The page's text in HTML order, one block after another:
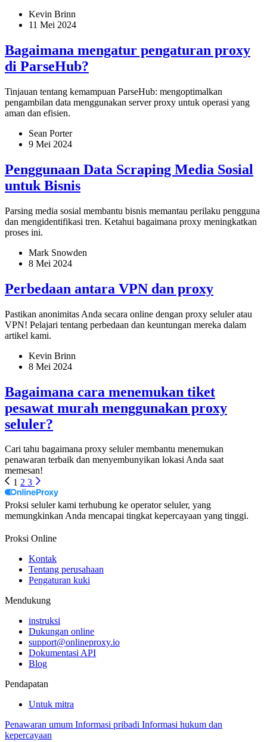
Kevin Brinn
11 Mei 2024
Bagaimana mengatur pengaturan proxy
di ParseHub?
Tinjauan tentang kemampuan ParseHub: mengoptimalkan
pengambilan data menggunakan server proxy untuk operasi yang
aman dan efisien.
Sean Porter
9 Mei 2024
Penggunaan Data Scraping Media Sosial
untuk Bisnis
Parsing media sosial membantu bisnis memantau perilaku pengguna
dan mengidentifikasi tren. Ketahui bagaimana proxy meningkatkan
proses ini.
Mark Snowden
8 Mei 2024
Perbedaan antara VPN dan proxy
Pastikan anonimitas Anda secara online dengan proxy seluler atau
VPN! Pelajari tentang perbedaan dan keuntungan mereka dalam
artikel kami.
Kevin Brinn
8 Mei 2024
Bagaimana cara menemukan tiket
pesawat murah menggunakan proxy
seluler?
Cari tahu bagaimana proxy seluler membantu menemukan
penawaran terbaik dan menyembunyikan lokasi Anda saat
memesan!
1 2 3
Proksi seluler kami terhubung ke operator seluler, yang
memungkinkan Anda mencapai tingkat kepercayaan yang tinggi.
Proksi Online
Kontak
Tentang perusahaan
Pengaturan kuki
Mendukung
instruksi
Dukungan online
support@onlineproxy.io
Dokumentasi API
Blog
Pendapatan
Untuk mitra
Penawaran umum Informasi pribadi Informasi hukum dan
kepercayaan